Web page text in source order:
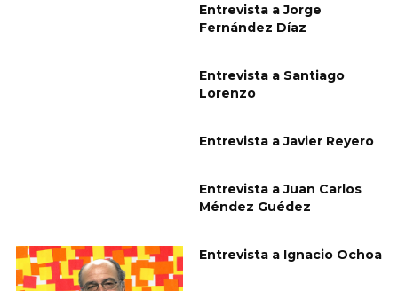
Entrevista a Jorge
Fernández Díaz
Entrevista a Santiago
Lorenzo
Entrevista a Javier Reyero
Entrevista a Juan Carlos
Méndez Guédez
Entrevista a Ignacio Ochoa